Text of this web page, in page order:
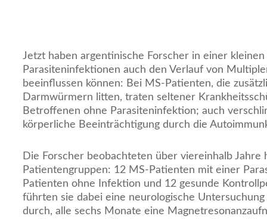
Jetzt haben argentinische Forscher in einer kleinen
Parasiteninfektionen auch den Verlauf von
beeinflussen können: Bei MS-Patienten, die
Darmwürmern litten, traten seltener
Betroffenen ohne Parasiteninfektion; auch
körperliche Beeinträchtigung durch die
Die Forscher beobachteten über viereinhalb Jahre
Patientengruppen: 12 MS-Patienten mit einer
Patienten ohne Infektion und 12 gesunde
führten sie dabei eine neurologische
durch, alle sechs Monate eine